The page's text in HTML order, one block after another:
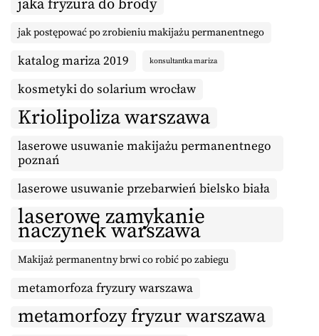
jaka fryzura do brody
jak postępować po zrobieniu makijażu permanentnego
katalog mariza 2019 konsultantka mariza
kosmetyki do solarium wrocław
Kriolipoliza warszawa
laserowe usuwanie makijażu permanentnego
poznań
laserowe usuwanie przebarwień bielsko biała
laserowe zamykanie
naczynek warszawa
Makijaż permanentny brwi co robić po zabiegu
metamorfoza fryzury warszawa
metamorfozy fryzur warszawa